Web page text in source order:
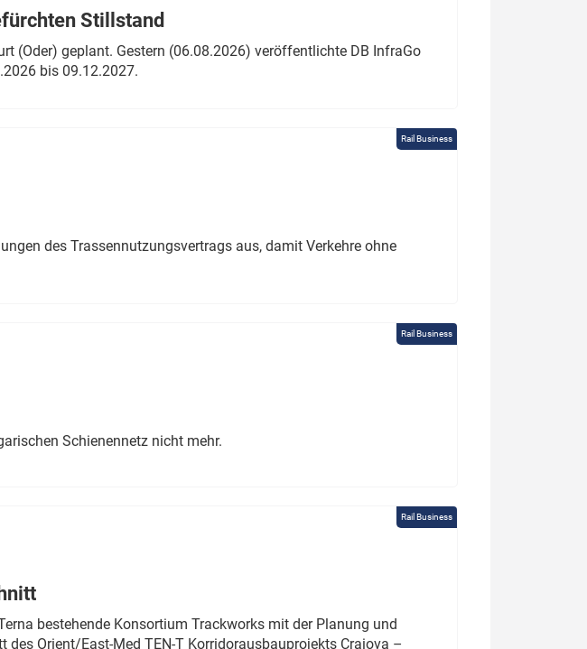
Stillstand
(Oder) geplant. Gestern (06.08.2026) veröffentlichte DB InfraGo
bis 09.12.2027.
Rail Business
des Trassennutzungsvertrags aus, damit Verkehre ohne
Rail Business
Schienennetz nicht mehr.
Rail Business
bestehende Konsortium Trackworks mit der Planung und
Orient/East-Med TEN-T Korridorausbauprojekts Craiova –